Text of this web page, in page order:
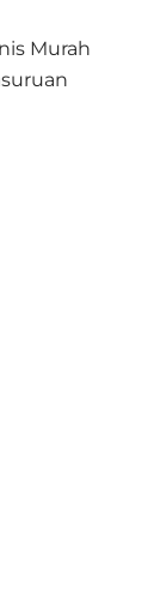
Murah